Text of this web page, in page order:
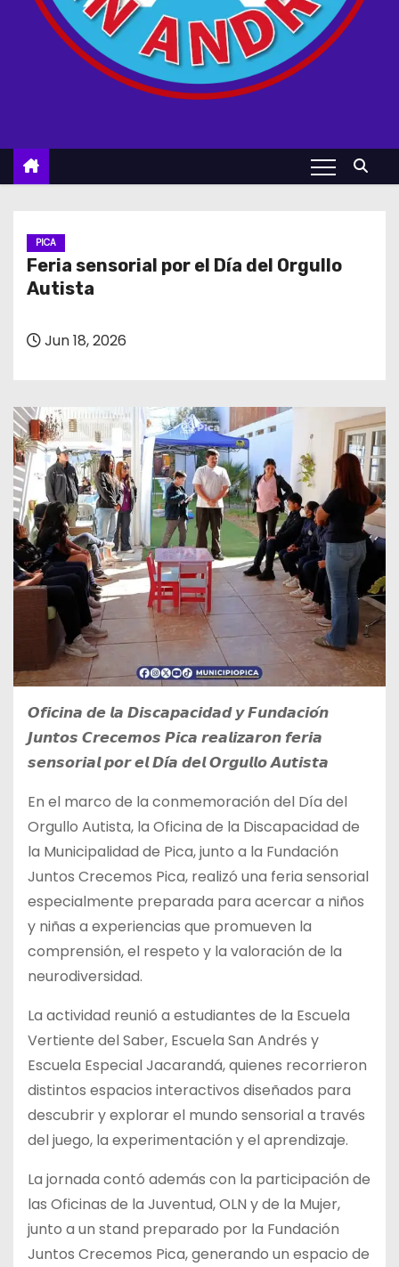
PICA
Feria sensorial por el Día del Orgullo
Autista
Jun 18, 2026
𝙊𝙛𝙞𝙘𝙞𝙣𝙖 𝙙𝙚 𝙡𝙖 𝘿𝙞𝙨𝙘𝙖𝙥𝙖𝙘𝙞𝙙𝙖𝙙 𝙮 𝙁𝙪𝙣𝙙𝙖𝙘𝙞𝙤́𝙣
𝙅𝙪𝙣𝙩𝙤𝙨 𝘾𝙧𝙚𝙘𝙚𝙢𝙤𝙨 𝙋𝙞𝙘𝙖 𝙧𝙚𝙖𝙡𝙞𝙯𝙖𝙧𝙤𝙣 𝙛𝙚𝙧𝙞𝙖
𝙨𝙚𝙣𝙨𝙤𝙧𝙞𝙖𝙡 𝙥𝙤𝙧 𝙚𝙡 𝘿𝙞́𝙖 𝙙𝙚𝙡 𝙊𝙧𝙜𝙪𝙡𝙡𝙤 𝘼𝙪𝙩𝙞𝙨𝙩𝙖
En el marco de la conmemoración del Día del
Orgullo Autista, la Oficina de la Discapacidad de
la Municipalidad de Pica, junto a la Fundación
Juntos Crecemos Pica, realizó una feria sensorial
especialmente preparada para acercar a niños
y niñas a experiencias que promueven la
comprensión, el respeto y la valoración de la
neurodiversidad.
La actividad reunió a estudiantes de la Escuela
Vertiente del Saber, Escuela San Andrés y
Escuela Especial Jacarandá, quienes recorrieron
distintos espacios interactivos diseñados para
descubrir y explorar el mundo sensorial a través
del juego, la experimentación y el aprendizaje.
La jornada contó además con la participación de
las Oficinas de la Juventud, OLN y de la Mujer,
junto a un stand preparado por la Fundación
Juntos Crecemos Pica, generando un espacio de